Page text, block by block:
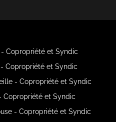
Copropriété et Syndic
Copropriété et Syndic
- Copropriété et Syndic
Copropriété et Syndic
- Copropriété et Syndic